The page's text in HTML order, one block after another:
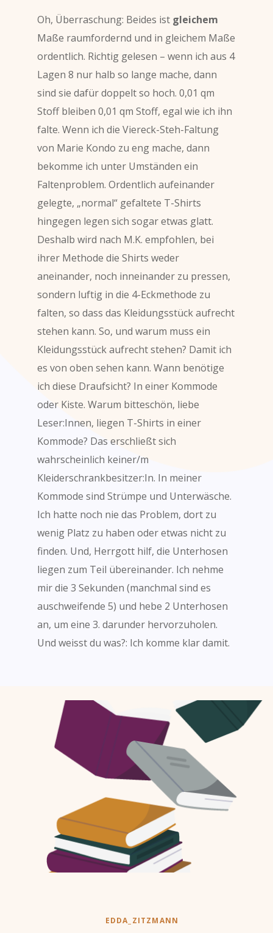
Oh, Überraschung: Beides ist gleichem
Maße raumfordernd und in gleichem Maße
ordentlich. Richtig gelesen – wenn ich aus 4
Lagen 8 nur halb so lange mache, dann
sind sie dafür doppelt so hoch. 0,01 qm
Stoff bleiben 0,01 qm Stoff, egal wie ich ihn
falte. Wenn ich die Viereck-Steh-Faltung
von Marie Kondo zu eng mache, dann
bekomme ich unter Umständen ein
Faltenproblem. Ordentlich aufeinander
gelegte, „normal“ gefaltete T-Shirts
hingegen legen sich sogar etwas glatt.
Deshalb wird nach M.K. empfohlen, bei
ihrer Methode die Shirts weder
aneinander, noch inneinander zu pressen,
sondern luftig in die 4-Eckmethode zu
falten, so dass das Kleidungsstück aufrecht
stehen kann. So, und warum muss ein
Kleidungsstück aufrecht stehen? Damit ich
es von oben sehen kann. Wann benötige
ich diese Draufsicht? In einer Kommode
oder Kiste. Warum bitteschön, liebe
Leser:Innen, liegen T-Shirts in einer
Kommode? Das erschließt sich
wahrscheinlich keiner/m
Kleiderschrankbesitzer:In. In meiner
Kommode sind Strümpe und Unterwäsche.
Ich hatte noch nie das Problem, dort zu
wenig Platz zu haben oder etwas nicht zu
finden. Und, Herrgott hilf, die Unterhosen
liegen zum Teil übereinander. Ich nehme
mir die 3 Sekunden (manchmal sind es
auschweifende 5) und hebe 2 Unterhosen
an, um eine 3. darunder hervorzuholen.
Und weisst du was?: Ich komme klar damit.
EDDA_ZITZMANN